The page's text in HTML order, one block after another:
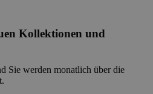
Kollektionen und
Sie werden monatlich über die